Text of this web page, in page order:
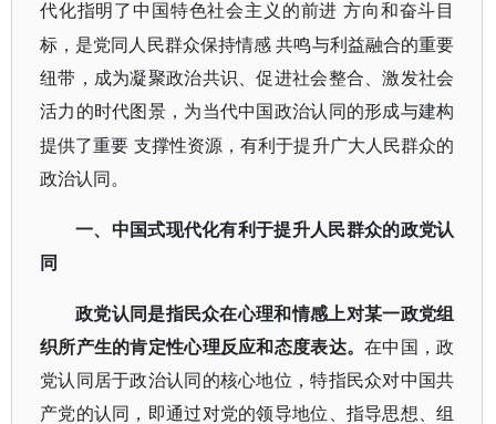
代化指明了中国特色社会主义的前进 方向和奋斗目
标，是党同人民群众保持情感 共鸣与利益融合的重要
纽带，成为凝聚政治共识、促进社会整合、激发社会
活力的时代图景，为当代中国政治认同的形成与建构
提供了重要 支撑性资源，有利于提升广大人民群众的
政治认同。
一、中国式现代化有利于提升人民群众的政党认
同
政党认同是指民众在心理和情感上对某一政党组
织所产生的肯定性心理反应和态度表达。在中国，政
党认同居于政治认同的核心地位，特指民众对中国共
产党的认同，即通过对党的领导地位、指导思想、组